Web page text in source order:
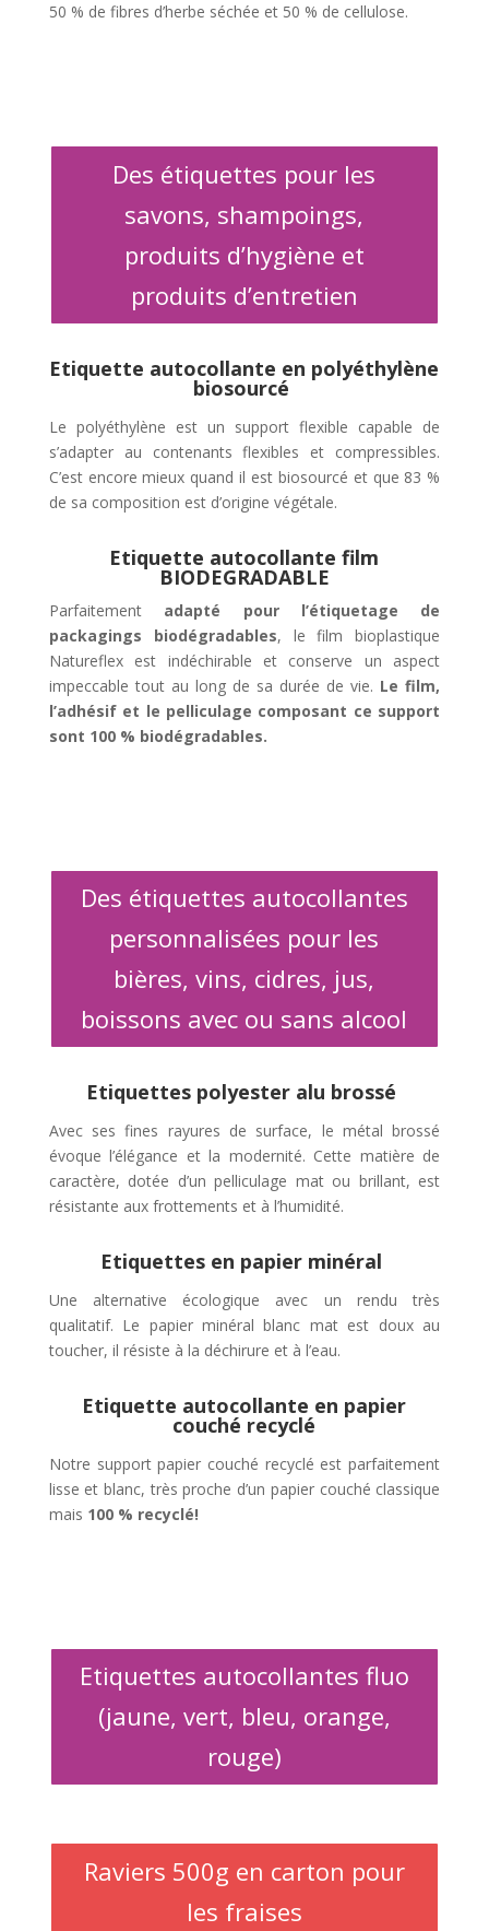
50 % de fibres d’herbe séchée et 50 % de cellulose.
Des étiquettes pour les
savons, shampoings,
produits d’hygiène et
produits d’entretien
Etiquette autocollante en polyéthylène
biosourcé
Le polyéthylène est un support flexible capable de
s’adapter au contenants flexibles et compressibles.
C’est encore mieux quand il est biosourcé et que 83 %
de sa composition est d’origine végétale.
Etiquette autocollante film
BIODEGRADABLE
Parfaitement adapté pour l’étiquetage de
packagings biodégradables, le film bioplastique
Natureflex est indéchirable et conserve un aspect
impeccable tout au long de sa durée de vie. Le film,
l’adhésif et le pelliculage composant ce support
sont 100 % biodégradables.
Des étiquettes autocollantes
personnalisées pour les
bières, vins, cidres, jus,
boissons avec ou sans alcool
Etiquettes polyester alu brossé
Avec ses fines rayures de surface, le métal brossé
évoque l’élégance et la modernité. Cette matière de
caractère, dotée d’un pelliculage mat ou brillant, est
résistante aux frottements et à l’humidité.
Etiquettes en papier minéral
Une alternative écologique avec un rendu très
qualitatif. Le papier minéral blanc mat est doux au
toucher, il résiste à la déchirure et à l’eau.
Etiquette autocollante en papier
couché recyclé
Notre support papier couché recyclé est parfaitement
lisse et blanc, très proche d’un papier couché classique
mais 100 % recyclé!
Etiquettes autocollantes fluo
(jaune, vert, bleu, orange,
rouge)
Raviers 500g en carton pour
les fraises